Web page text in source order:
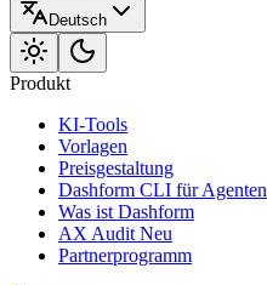
Deutsch
Produkt
KI-Tools
Vorlagen
Preisgestaltung
Dashform CLI für Agenten
Was ist Dashform
AX Audit Neu
Partnerprogramm